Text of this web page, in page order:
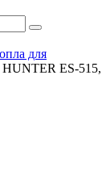
для
ES-515,